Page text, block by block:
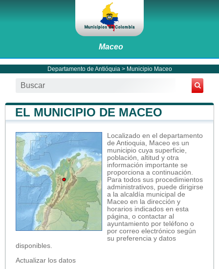
Maceo
Departamento de Antióquia > Municipio Maceo
EL MUNICIPIO DE MACEO
Localizado en el departamento
de Antioquia, Maceo es un
municipio cuya superficie,
población, altitud y otra
información importante se
proporciona a continuación.
Para todos sus procedimientos
administrativos, puede dirigirse
a la alcaldía municipal de
Maceo en la dirección y
horarios indicados en esta
página, o contactar al
ayuntamiento por teléfono o
por correo electrónico según
su preferencia y datos
disponibles.
Actualizar los datos